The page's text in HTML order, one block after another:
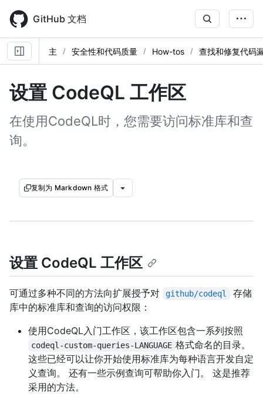
main
content
GitHub 文档
主 安全性和代码质量 How-tos 查找和修复代码
设置 CodeQL 工作区
在使用CodeQL时，您需要访问标准库和查
询。
复制为 Markdown 格式
设置 CodeQL 工作区
可通过多种不同的方法向扩展授予对 github/codeql
存储
库中的标准库和查询的访问权限：
使用CodeQL入门工作区，该工作区包含一系列按照
codeql-custom-queries-LANGUAGE 格式命名的目录。
这些已经可以让你开始使用标准库为每种语言开发自定
义查询。 还有一些示例查询可帮助你入门。 这是推荐
采用的方法。